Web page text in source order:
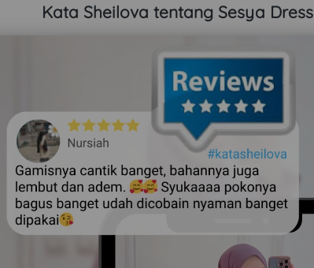
Kata Sheilova tentang Sesya Dress